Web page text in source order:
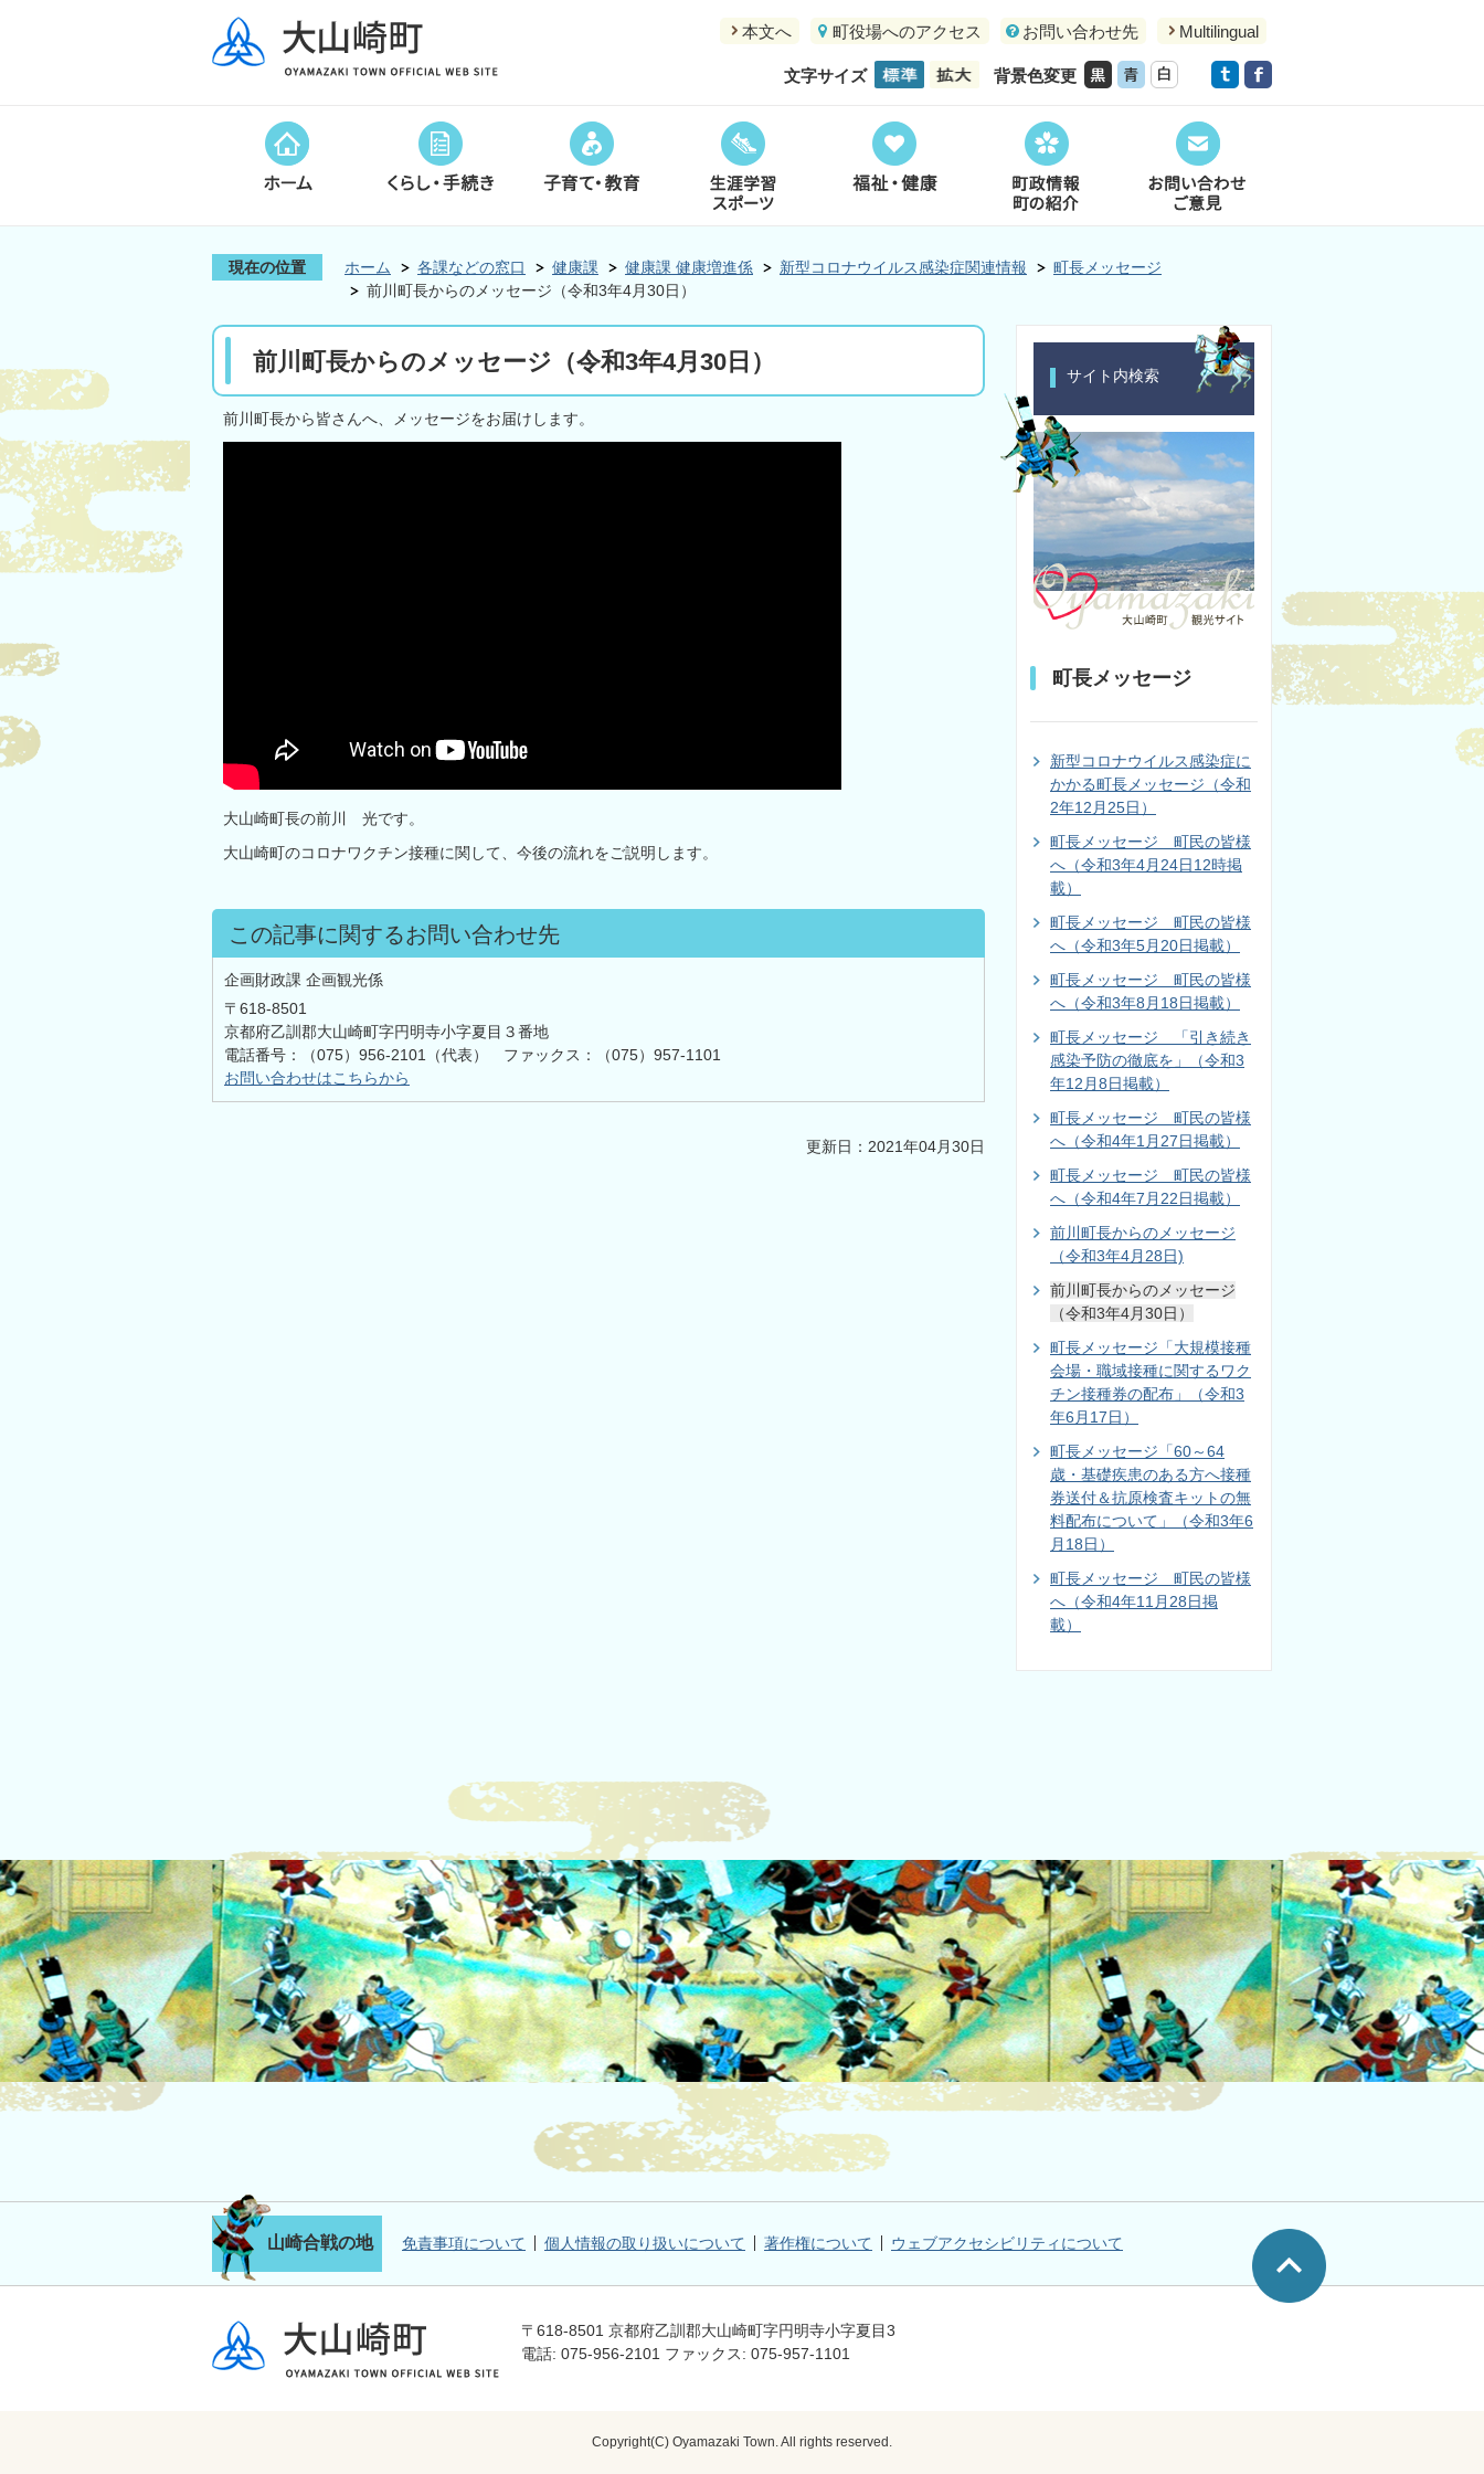
本文へ 町役場へのアクセス お問い合わせ先 Multilingual
文字サイズ 背景色変更
現在の位置 ホーム 各課などの窓口 健康課 健康課 健康増進係 新型コロナウイルス感染症関連情報
町長メッセージ
前川町長からのメッセージ（令和3年4月30日）
前川町長からのメッセージ（令和3年4月30日）
前川町長から皆さんへ、メッセージをお届けします。
大山崎町長の前川 光です。
大山崎町のコロナワクチン接種に関して、今後の流れをご説明します。
この記事に関するお問い合わせ先
企画財政課 企画観光係
〒618-8501
京都府乙訓郡大山崎町字円明寺小字夏目３番地
電話番号：（075）956-2101（代表） ファックス：（075）957-1101
お問い合わせはこちらから
更新日：2021年04月30日
サイト内検索
町長メッセージ
新型コロナウイルス感染症に
かかる町長メッセージ（令和
2年12月25日）
町長メッセージ 町民の皆様
へ（令和3年4月24日12時掲
載）
町長メッセージ 町民の皆様
へ（令和3年5月20日掲載）
町長メッセージ 町民の皆様
へ（令和3年8月18日掲載）
町長メッセージ 「引き続き
感染予防の徹底を」（令和3
年12月8日掲載）
町長メッセージ 町民の皆様
へ（令和4年1月27日掲載）
町長メッセージ 町民の皆様
へ（令和4年7月22日掲載）
前川町長からのメッセージ
（令和3年4月28日)
前川町長からのメッセージ
（令和3年4月30日）
町長メッセージ「大規模接種
会場・職域接種に関するワク
チン接種券の配布」（令和3
年6月17日）
町長メッセージ「60～64
歳・基礎疾患のある方へ接種
券送付＆抗原検査キットの無
料配布について」（令和3年6
月18日）
町長メッセージ 町民の皆様
へ（令和4年11月28日掲
載）
山崎合戦の地 免責事項について 個人情報の取り扱いについて 著作権について ウェブアクセシビリティについて
〒618-8501 京都府乙訓郡大山崎町字円明寺小字夏目3
電話: 075-956-2101 ファックス: 075-957-1101
Copyright(C) Oyamazaki Town. All rights reserved.